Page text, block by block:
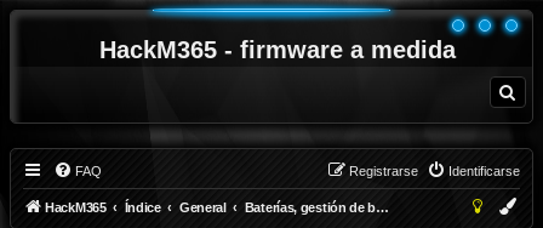
HackM365 - firmware a medida
u
FAQ Identificarse
Registrarse
HackM365 Índice General Baterías, gestión de baterías (BMS) y cargadores